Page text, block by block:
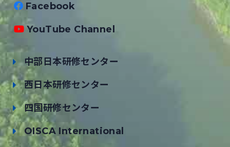
Facebook
YouTube Channel
中部日本研修センター
西日本研修センター
四国研修センター
OISCA International